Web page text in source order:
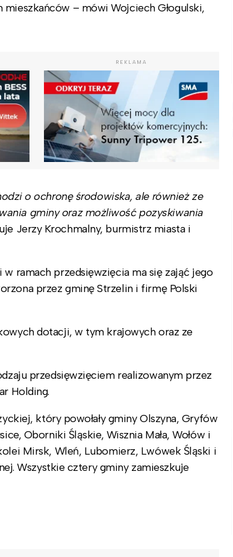
mieszkańców – mówi Wojciech Głogulski,
REKLAMA
o ochronę środowiska, ale również ze
gminy oraz możliwość pozyskiwania
Jerzy Krochmalny, burmistrz miasta i
ramach przedsięwzięcia ma się zająć jego
przez gminę Strzelin i firmę Polski
dotacji, w tym krajowych oraz ze
przedsięwzięciem realizowanym przez
Holding.
który powołały gminy Olszyna, Gryfów
Oborniki Śląskie, Wisznia Mała, Wołów i
Mirsk, Wleń, Lubomierz, Lwówek Śląski i
Wszystkie cztery gminy zamieszkuje